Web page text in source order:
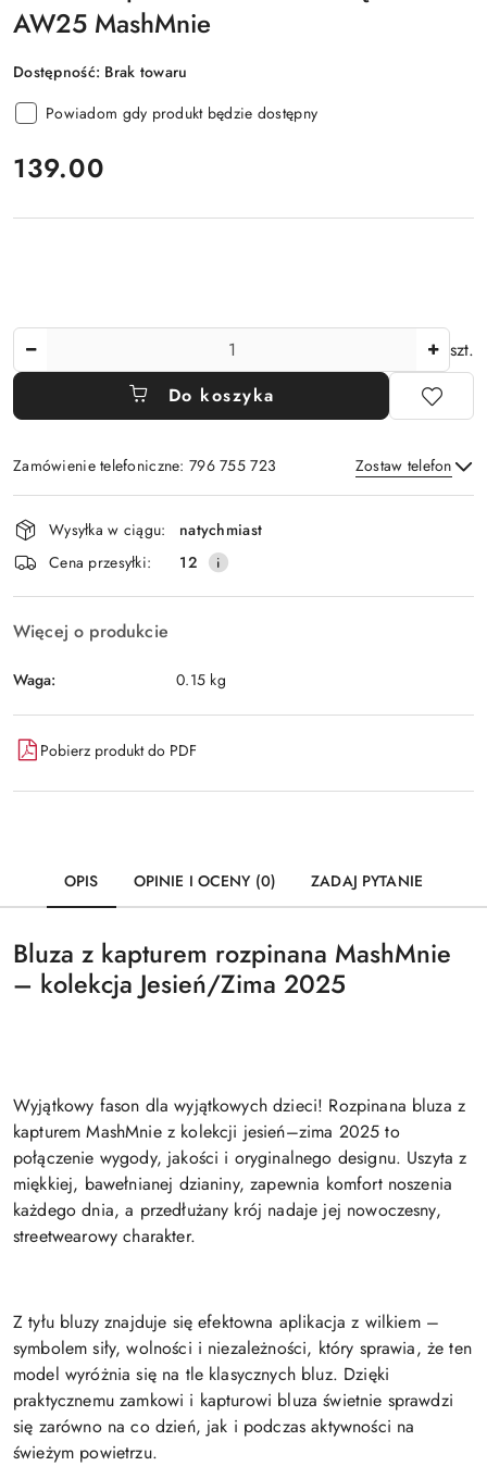
AW25 MashMnie
Dostępność: Brak towaru
Powiadom gdy produkt będzie dostępny
cena:
139.00
szt.
Do koszyka
Zamówienie telefoniczne: 796 755 723 Zostaw telefon
Wyślij
Dostępność
i
dostawa
Wysyłka w ciągu:
natychmiast
Cena przesyłki:
12
Więcej o produkcie
Waga: 0.15 kg
Pobierz produkt do PDF
OPIS OPINIE I OCENY (0) ZADAJ PYTANIE
Bluza z kapturem rozpinana MashMnie
– kolekcja Jesień/Zima 2025
Wyjątkowy fason dla wyjątkowych dzieci! Rozpinana bluza z
kapturem MashMnie z kolekcji jesień–zima 2025 to
połączenie wygody, jakości i oryginalnego designu. Uszyta z
miękkiej, bawełnianej dzianiny, zapewnia komfort noszenia
każdego dnia, a przedłużany krój nadaje jej nowoczesny,
streetwearowy charakter.
Z tyłu bluzy znajduje się efektowna aplikacja z wilkiem –
symbolem siły, wolności i niezależności, który sprawia, że ten
model wyróżnia się na tle klasycznych bluz. Dzięki
praktycznemu zamkowi i kapturowi bluza świetnie sprawdzi
się zarówno na co dzień, jak i podczas aktywności na
świeżym powietrzu.